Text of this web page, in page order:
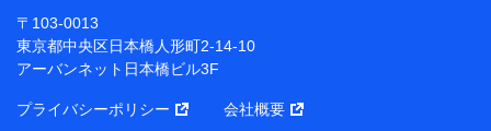
長 吉村 忠義
※ 当社および株式会社NTTドコモは、お客さまの情報
ソナルデータ憲章」に定める行動原則を順守します 。
〒103-0013
東京都中央区日本橋人形町2-14-10
アーバンネット日本橋ビル3F
プライバシーポリシー 会社概要